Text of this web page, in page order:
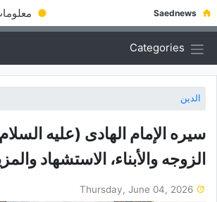
Saednews
●
Categories
الدين
سیره الإمام الهادی (علیه
الزوجه والأبناء، الاستشهاد